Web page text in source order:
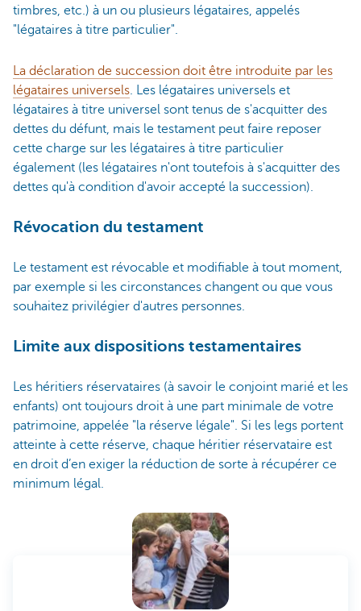
timbres, etc.) à un ou plusieurs légataires, appelés
"légataires à titre particulier".
La déclaration de succession doit être introduite par les
légataires universels . Les légataires universels et
légataires à titre universel sont tenus de s'acquitter des
dettes du défunt, mais le testament peut faire reposer
cette charge sur les légataires à titre particulier
également (les légataires n'ont toutefois à s'acquitter des
dettes qu'à condition d'avoir accepté la succession).
Révocation du testament
Le testament est révocable et modifiable à tout moment,
par exemple si les circonstances changent ou que vous
souhaitez privilégier d'autres personnes.
Limite aux dispositions testamentaires
Les héritiers réservataires (à savoir le conjoint marié et les
enfants) ont toujours droit à une part minimale de votre
patrimoine, appelée "la réserve légale". Si les legs portent
atteinte à cette réserve, chaque héritier réservataire est
en droit d’en exiger la réduction de sorte à récupérer ce
minimum légal.